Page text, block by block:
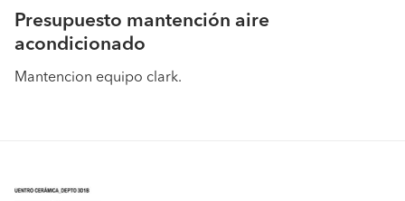
Presupuesto mantención aire
acondicionado
Mantencion equipo clark.